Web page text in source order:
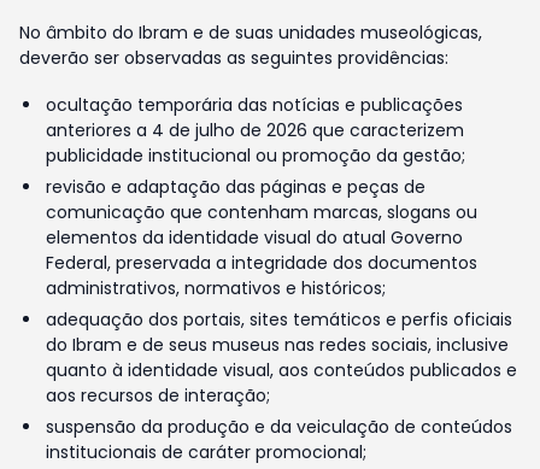
No âmbito do Ibram e de suas unidades museológicas,
deverão ser observadas as seguintes providências:
ocultação temporária das notícias e publicações
anteriores a 4 de julho de 2026 que caracterizem
publicidade institucional ou promoção da gestão;
revisão e adaptação das páginas e peças de
comunicação que contenham marcas, slogans ou
elementos da identidade visual do atual Governo
Federal, preservada a integridade dos documentos
administrativos, normativos e históricos;
adequação dos portais, sites temáticos e perfis oficiais
do Ibram e de seus museus nas redes sociais, inclusive
quanto à identidade visual, aos conteúdos publicados e
aos recursos de interação;
suspensão da produção e da veiculação de conteúdos
institucionais de caráter promocional;